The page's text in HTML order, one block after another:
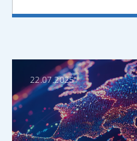
22.07.2025